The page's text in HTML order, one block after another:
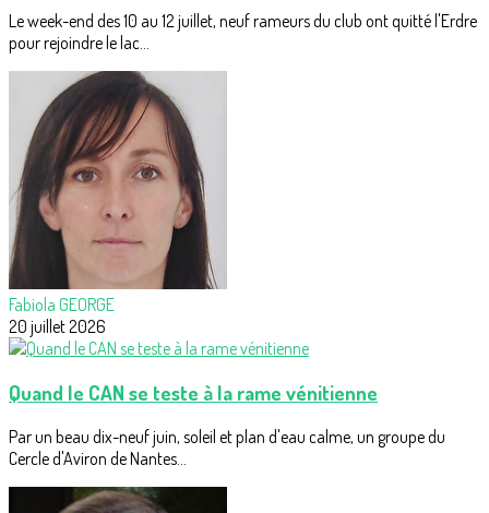
Le week-end des 10 au 12 juillet, neuf rameurs du club ont quitté l'Erdre
pour rejoindre le lac...
Fabiola GEORGE
20 juillet 2026
Quand le CAN se teste à la rame vénitienne
Par un beau dix-neuf juin, soleil et plan d'eau calme, un groupe du
Cercle d'Aviron de Nantes...